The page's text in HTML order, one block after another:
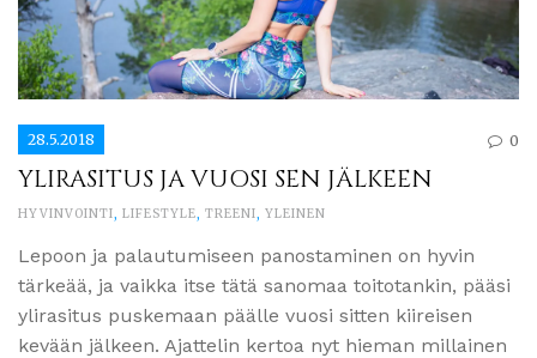
28.5.2018 0
YLIRASITUS JA VUOSI SEN JÄLKEEN
HYVINVOINTI LIFESTYLE TREENI YLEINEN
Lepoon ja palautumiseen panostaminen on hyvin
tärkeää, ja vaikka itse tätä sanomaa toitotankin, pääsi
ylirasitus puskemaan päälle vuosi sitten kiireisen
kevään jälkeen. Ajattelin kertoa nyt hieman millainen